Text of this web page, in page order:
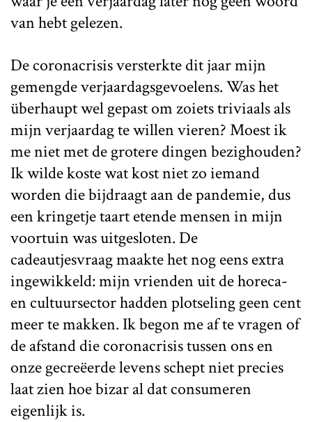
van hebt gelezen.
De coronacrisis versterkte dit jaar mijn
gemengde verjaardagsgevoelens. Was het
überhaupt wel gepast om zoiets triviaals als
mijn verjaardag te willen vieren? Moest ik
me niet met de grotere dingen bezighouden?
Ik wilde koste wat kost niet zo iemand
worden die bijdraagt aan de pandemie, dus
een kringetje taart etende mensen in mijn
voortuin was uitgesloten. De
cadeautjesvraag maakte het nog eens extra
ingewikkeld: mijn vrienden uit de horeca-
en cultuursector hadden plotseling geen cent
meer te makken. Ik begon me af te vragen of
de afstand die coronacrisis tussen ons en
onze gecreëerde levens schept niet precies
laat zien hoe bizar al dat consumeren
eigenlijk is.